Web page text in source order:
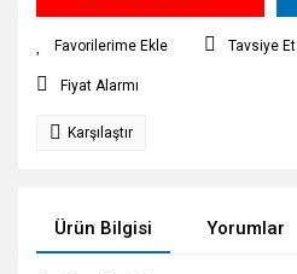
Tavsiye Et
Fiyat Alarmı
Karşılaştır
Ürün Bilgisi Yorumlar